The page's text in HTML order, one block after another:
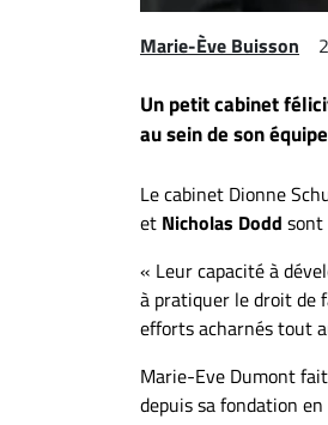
Solutions de
TROUVEZ-
Marie-Ève Buisson
Un petit cabinet
au sein de son
Le cabinet Dionne
et Nicholas Dodd sont
« Leur capacité à
à pratiquer le droit de
efforts acharnés tout
Marie-Eve Dumont
depuis sa fondation